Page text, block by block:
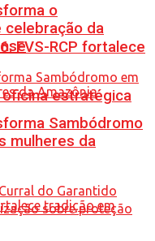
FVS-RCP fortalece
estratégica
o
celebração da
Sambódromo
mulheres da